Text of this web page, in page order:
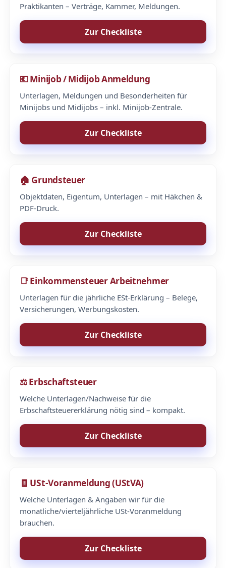
Praktikanten – Verträge, Kammer, Meldungen.
Zur Checkliste
💶 Minijob / Midijob Anmeldung
Unterlagen, Meldungen und Besonderheiten für
Minijobs und Midijobs – inkl. Minijob-Zentrale.
Zur Checkliste
🏠 Grundsteuer
Objektdaten, Eigentum, Unterlagen – mit Häkchen &
PDF-Druck.
Zur Checkliste
📑 Einkommensteuer Arbeitnehmer
Unterlagen für die jährliche ESt-Erklärung – Belege,
Versicherungen, Werbungskosten.
Zur Checkliste
⚖️ Erbschaftsteuer
Welche Unterlagen/Nachweise für die
Erbschaftsteuererklärung nötig sind – kompakt.
Zur Checkliste
🧾 USt-Voranmeldung (UStVA)
Welche Unterlagen & Angaben wir für die
monatliche/vierteljährliche USt-Voranmeldung
brauchen.
Zur Checkliste